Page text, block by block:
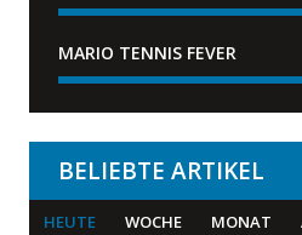
MARIO TENNIS FEVER
BELIEBTE ARTIKEL
HEUTE WOCHE MONAT